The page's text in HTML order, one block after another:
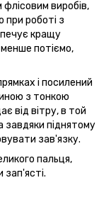
виробів,
при роботі з
кращу
потіємо,
і посилений
з тонкою
від вітру, в той
завдяки піднятому
зав'язку.
пальця,